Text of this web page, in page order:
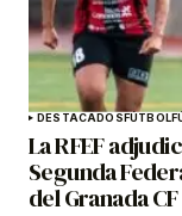
DESTACADOSFÚTBOL
La RFEF
Segunda
del Granada